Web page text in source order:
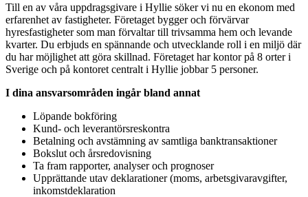
Till en av våra uppdragsgivare i Hyllie söker vi nu en ekonom med
erfarenhet av fastigheter. Företaget bygger och förvärvar
hyresfastigheter som man förvaltar till trivsamma hem och levande
kvarter. Du erbjuds en spännande och utvecklande roll i en miljö där
du har möjlighet att göra skillnad. Företaget har kontor på 8 orter i
Sverige och på kontoret centralt i Hyllie jobbar 5 personer.
I dina ansvarsområden ingår bland annat
Löpande bokföring
Kund- och leverantörsreskontra
Betalning och avstämning av samtliga banktransaktioner
Bokslut och årsredovisning
Ta fram rapporter, analyser och prognoser
Upprättande utav deklarationer (moms, arbetsgivaravgifter,
inkomstdeklaration